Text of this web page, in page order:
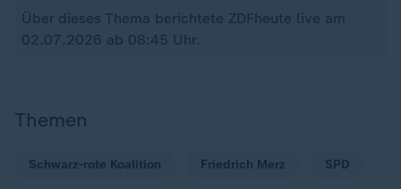
Über dieses Thema berichtete ZDFheute live am
02.07.2026 ab 08:45 Uhr.
Themen
Schwarz-rote Koalition Friedrich Merz SPD